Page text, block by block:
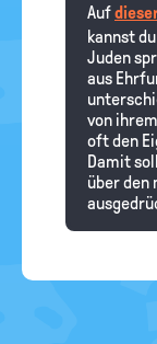
Auf
kannst
Juden
aus
von
oft den
Damit
über den